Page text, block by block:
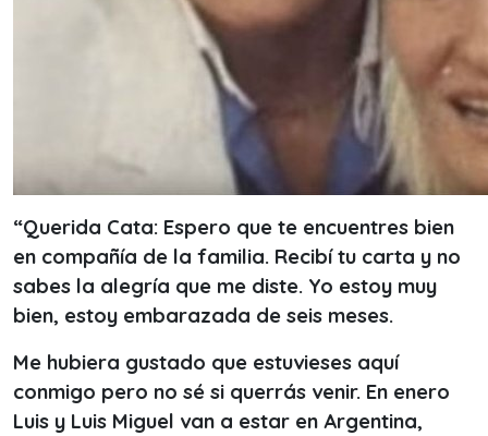
“Querida Cata: Espero que te encuentres bien
en compañía de la familia. Recibí tu carta y no
sabes la alegría que me diste. Yo estoy muy
bien, estoy embarazada de seis meses.
Me hubiera gustado que estuvieses aquí
conmigo pero no sé si querrás venir. En enero
Luis y Luis Miguel van a estar en Argentina,